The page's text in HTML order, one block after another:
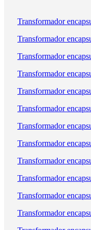
Transformador
Transformador
Transformador
Transformador
Transformador
Transformador
Transformador
Transformador
Transformador
Transformador
Transformador
Transformador